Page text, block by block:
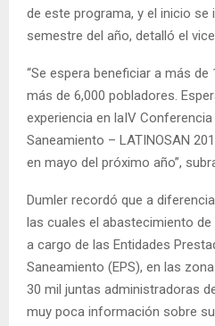
de este programa, y el inicio se
semestre del año, detalló el
“Se espera beneficiar a más de
más de 6,000 pobladores.
experiencia en laIV
Saneamiento – LATINOSAN
en mayo del próximo año”,
Dumler recordó que a
las cuales el abastecimiento
a cargo de las Entidades
Saneamiento (EPS), en las
30 mil juntas administradoras
muy poca información sobre